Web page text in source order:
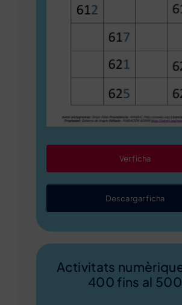
Ver ficha
Descargar ficha
Activitats
400 fins al 500